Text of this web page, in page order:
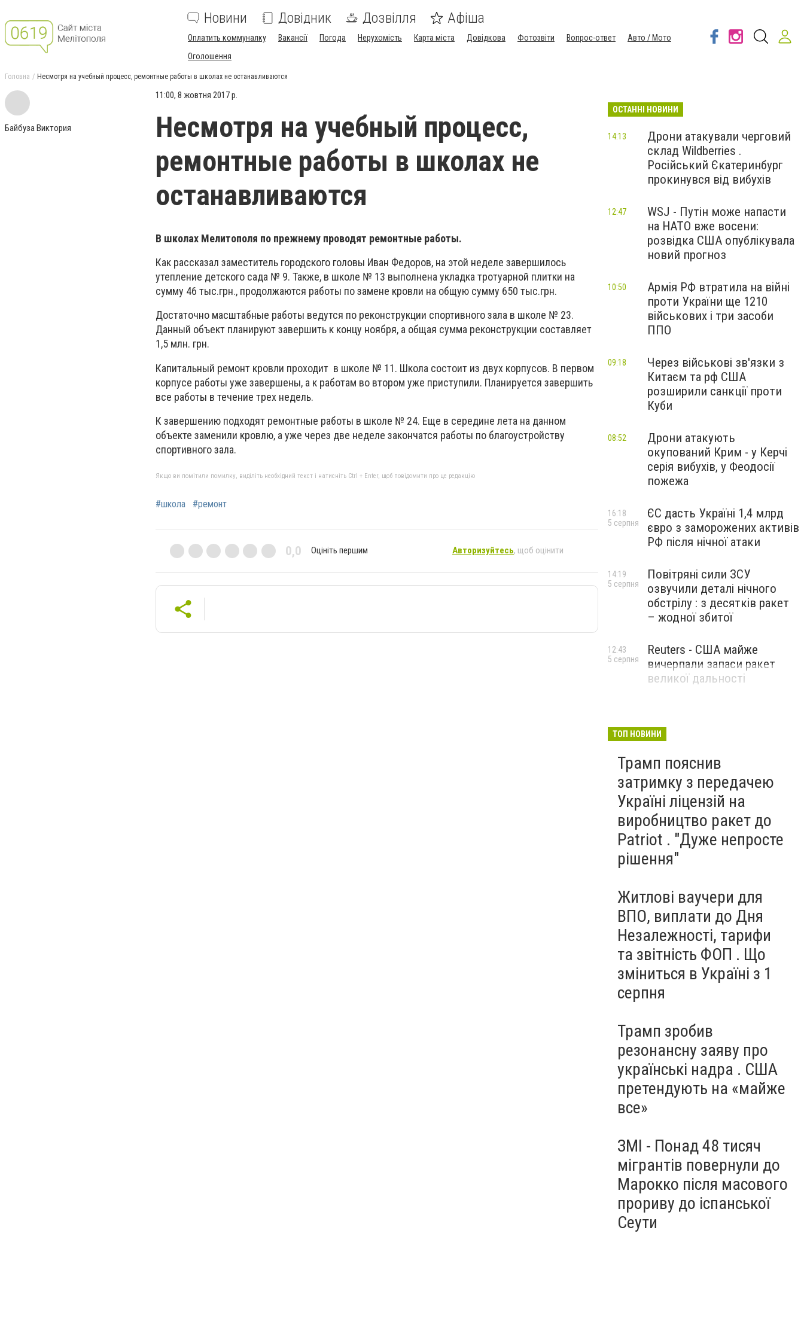
Новини Довідник Дозвілля Афіша
Оплатить коммуналку Вакансії Погода Нерухомість Карта міста Довідкова Фотозвіти Вопрос-ответ
Авто / Мото
Оголошення
Головна Несмотря на учебный процесс, ремонтные работы в школах не останавливаются
Байбуза Виктория
11:00, 8 жовтня 2017 р.
Несмотря на учебный процесс,
ремонтные работы в школах не
останавливаются
В школах Мелитополя по прежнему проводят ремонтные работы.
Как рассказал заместитель городского головы Иван Федоров, на этой неделе завершилось
утепление детского сада № 9. Также, в школе № 13 выполнена укладка тротуарной плитки на
сумму 46 тыс.грн., продолжаются работы по замене кровли на общую сумму 650 тыс.грн.
Достаточно масштабные работы ведутся по реконструкции спортивного зала в школе № 23.
Данный объект планируют завершить к концу ноября, а общая сумма реконструкции составляет
1,5 млн. грн.
Капитальный ремонт кровли проходит в школе № 11. Школа состоит из двух корпусов. В первом
корпусе работы уже завершены, а к работам во втором уже приступили. Планируется завершить
все работы в течение трех недель.
К завершению подходят ремонтные работы в школе № 24. Еще в середине лета на данном
объекте заменили кровлю, а уже через две неделе закончатся работы по благоустройству
спортивного зала.
Якщо ви помітили помилку, виділіть необхідний текст і натисніть Ctrl + Enter, щоб повідомити про це редакцію
#школа #ремонт
0,0 Оцініть першим Авторизуйтесь, щоб оцінити
ОСТАННІ НОВИНИ
Дрони атакували черговий
склад Wildberries .
Російський Єкатеринбург
прокинувся від вибухів
14:13
WSJ - Путін може напасти
на НАТО вже восени:
розвідка США опублікувала
новий прогноз
12:47
Армія РФ втратила на війні
проти України ще 1210
військових і три засоби
ППО
10:50
Через військові зв'язки з
Китаєм та рф США
розширили санкції проти
Куби
09:18
Дрони атакують
окупований Крим - у Керчі
серія вибухів, у Феодосії
пожежа
08:52
ЄС дасть Україні 1,4 млрд
євро з заморожених активів
РФ після нічної атаки
16:18
5 серпня
Повітряні сили ЗСУ
озвучили деталі нічного
обстрілу : з десятків ракет
– жодної збитої
14:19
5 серпня
Reuters - США майже
вичерпали запаси ракет
великої дальності
12:43
5 серпня
ТОП НОВИНИ
Трамп пояснив
затримку з передачею
Україні ліцензій на
виробництво ракет до
Patriot . "Дуже непросте
рішення"
Житлові ваучери для
ВПО, виплати до Дня
Незалежності, тарифи
та звітність ФОП . Що
зміниться в Україні з 1
серпня
Трамп зробив
резонансну заяву про
українські надра . США
претендують на «майже
все»
ЗМІ - Понад 48 тисяч
мігрантів повернули до
Марокко після масового
прориву до іспанської
Сеути